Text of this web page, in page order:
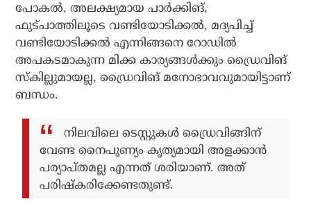
പോകല്‍, അലക്ഷ്യമായ പാര്‍ക്കിങ്,
ഫുട്പാത്തിലൂടെ വണ്ടിയോടിക്കല്‍, മദ്യപിച്ച്
വണ്ടിയോടിക്കല്‍ എന്നിങ്ങനെ റോഡില്‍
അപകടമാകുന്ന മിക്ക കാര്യങ്ങള്‍ക്കും ഡ്രൈവിങ്
സ്‌കില്ലുമായല്ല, ഡ്രൈവിങ് മനോഭാവവുമായിട്ടാണ്
ബന്ധം.
നിലവിലെ ടെസ്റ്റുകള്‍ ഡ്രൈവിങ്ങിന്
വേണ്ട നൈപുണ്യം കൃത്യമായി അളക്കാന്‍
പര്യാപ്തമല്ല എന്നത് ശരിയാണ്. അത്
പരിഷ്‌കരിക്കേണ്ടതുണ്ട്.